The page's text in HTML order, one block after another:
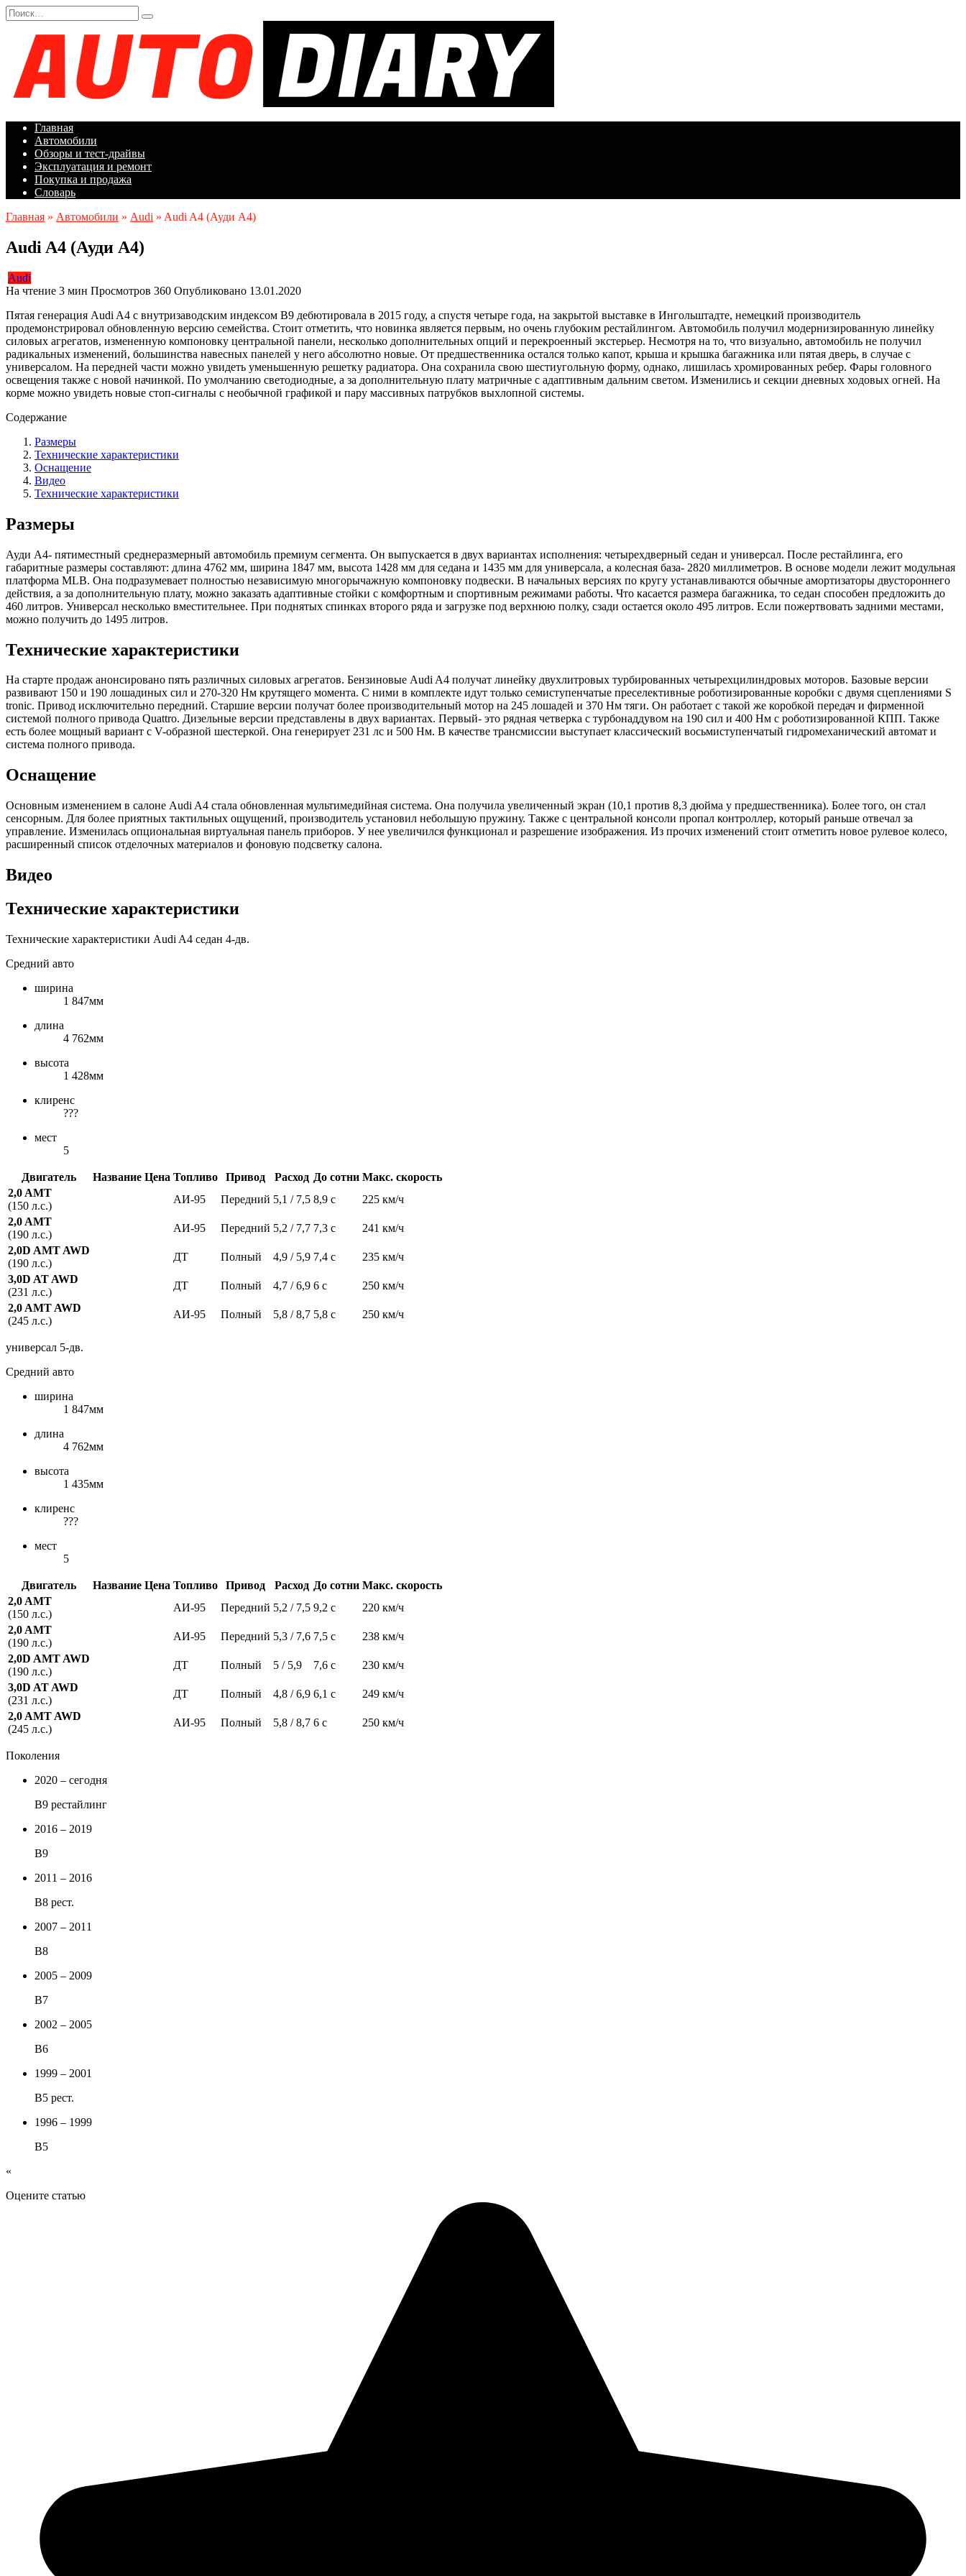
Перейти
к
содержанию
Search
for:
Главная
Автомобили
Обзоры и тест-драйвы
Эксплуатация и ремонт
Покупка и продажа
Словарь
Главная » Автомобили » Audi » Audi A4 (Ауди А4)
Audi A4 (Ауди А4)
Audi
На чтение 3 мин Просмотров 360 Опубликовано 13.01.2020
Пятая генерация Audi A4 с внутризаводским индексом B9 дебютировала в 2015 году, а спустя четыре года, на закрытой выставке в Ингольштадте, немецкий производитель
продемонстрировал обновленную версию семейства. Стоит отметить, что новинка является первым, но очень глубоким рестайлингом. Автомобиль получил модернизированную линейку
силовых агрегатов, измененную компоновку центральной панели, несколько дополнительных опций и перекроенный экстерьер. Несмотря на то, что визуально, автомобиль не получил
радикальных изменений, большинства навесных панелей у него абсолютно новые. От предшественника остался только капот, крыша и крышка багажника или пятая дверь, в случае с
универсалом. На передней части можно увидеть уменьшенную решетку радиатора. Она сохранила свою шестиугольную форму, однако, лишилась хромированных ребер. Фары головного
освещения также с новой начинкой. По умолчанию светодиодные, а за дополнительную плату матричные с адаптивным дальним светом. Изменились и секции дневных ходовых огней. На
корме можно увидеть новые стоп-сигналы с необычной графикой и пару массивных патрубков выхлопной системы.
Содержание
Размеры
Технические характеристики
Оснащение
Видео
Технические характеристики
Размеры
Ауди А4- пятиместный среднеразмерный автомобиль премиум сегмента. Он выпускается в двух вариантах исполнения: четырехдверный седан и универсал. После рестайлинга, его
габаритные размеры составляют: длина 4762 мм, ширина 1847 мм, высота 1428 мм для седана и 1435 мм для универсала, а колесная база- 2820 миллиметров. В основе модели лежит модульная
платформа MLB. Она подразумевает полностью независимую многорычажную компоновку подвески. В начальных версиях по кругу устанавливаются обычные амортизаторы двустороннего
действия, а за дополнительную плату, можно заказать адаптивные стойки с комфортным и спортивным режимами работы. Что касается размера багажника, то седан способен предложить до
460 литров. Универсал несколько вместительнее. При поднятых спинках второго ряда и загрузке под верхнюю полку, сзади остается около 495 литров. Если пожертвовать задними местами,
можно получить до 1495 литров.
Технические характеристики
На старте продаж анонсировано пять различных силовых агрегатов. Бензиновые Audi A4 получат линейку двухлитровых турбированных четырехцилиндровых моторов. Базовые версии
развивают 150 и 190 лошадиных сил и 270-320 Нм крутящего момента. С ними в комплекте идут только семиступенчатые преселективные роботизированные коробки с двумя сцеплениями S
tronic. Привод исключительно передний. Старшие версии получат более производительный мотор на 245 лошадей и 370 Нм тяги. Он работает с такой же коробкой передач и фирменной
системой полного привода Quattro. Дизельные версии представлены в двух вариантах. Первый- это рядная четверка с турбонаддувом на 190 сил и 400 Нм с роботизированной КПП. Также
есть более мощный вариант с V-образной шестеркой. Она генерирует 231 лс и 500 Нм. В качестве трансмиссии выступает классический восьмиступенчатый гидромеханический автомат и
система полного привода.
Оснащение
Основным изменением в салоне Audi A4 стала обновленная мультимедийная система. Она получила увеличенный экран (10,1 против 8,3 дюйма у предшественника). Более того, он стал
сенсорным. Для более приятных тактильных ощущений, производитель установил небольшую пружину. Также с центральной консоли пропал контроллер, который раньше отвечал за
управление. Изменилась опциональная виртуальная панель приборов. У нее увеличился функционал и разрешение изображения. Из прочих изменений стоит отметить новое рулевое колесо,
расширенный список отделочных материалов и фоновую подсветку салона.
Видео
Технические характеристики
Технические характеристики Audi A4 седан 4-дв.
Средний авто
ширина
1 847мм
длина
4 762мм
высота
1 428мм
клиренс
???
мест
5
Двигатель Название Цена Топливо Привод Расход До сотни Макс. скорость
2,0 AMT
(150 л.с.)
АИ-95 Передний 5,1 / 7,5 8,9 с
225 км/ч
2,0 AMT
(190 л.с.)
АИ-95 Передний 5,2 / 7,7 7,3 с
241 км/ч
2,0D AMT AWD
(190 л.с.)
ДТ Полный 4,9 / 5,9 7,4 с
235 км/ч
3,0D AT AWD
(231 л.с.)
ДТ Полный 4,7 / 6,9 6 с
250 км/ч
2,0 AMT AWD
(245 л.с.)
АИ-95 Полный 5,8 / 8,7 5,8 с 250 км/ч
универсал 5-дв.
Средний авто
ширина
1 847мм
длина
4 762мм
высота
1 435мм
клиренс
???
мест
5
Двигатель Название Цена Топливо Привод Расход До сотни Макс. скорость
2,0 AMT
(150 л.с.)
АИ-95 Передний 5,2 / 7,5 9,2 с
220 км/ч
2,0 AMT
(190 л.с.)
АИ-95 Передний 5,3 / 7,6 7,5 с
238 км/ч
2,0D AMT AWD
(190 л.с.)
ДТ Полный 5 / 5,9 7,6 с
230 км/ч
3,0D AT AWD
(231 л.с.)
ДТ Полный 4,8 / 6,9 6,1 с
249 км/ч
2,0 AMT AWD
(245 л.с.)
АИ-95 Полный 5,8 / 8,7 6 с 250 км/ч
Поколения
2020 – сегодня
B9 рестайлинг
2016 – 2019
B9
2011 – 2016
B8 рест.
2007 – 2011
B8
2005 – 2009
B7
2002 – 2005
B6
1999 – 2001
B5 рест.
1996 – 1999
B5
«
Оцените статью